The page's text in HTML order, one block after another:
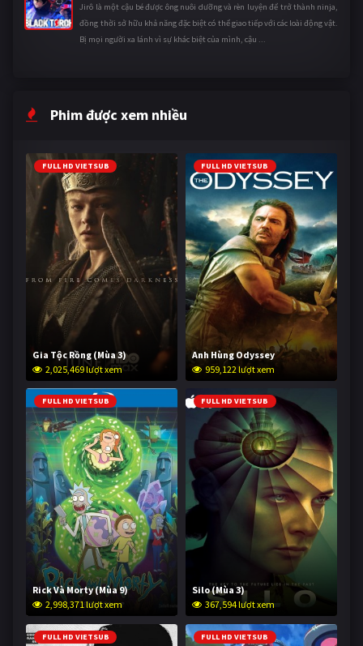
Jirô là một cậu bé được ông nuôi dưỡng và rèn luyện để trở thành ninja,
đồng thời sở hữu khả năng đặc biệt có thể giao tiếp với các loài động vật.
Bị mọi người xa lánh vì sự khác biệt của mình, cậu ...
Phim được xem nhiều
FULL HD VIETSUB
Gia Tộc Rồng (Mùa 3)
2,025,469 lượt xem
FULL HD VIETSUB
Anh Hùng Odyssey
959,122 lượt xem
FULL HD VIETSUB
Rick Và Morty (Mùa 9)
2,998,371 lượt xem
FULL HD VIETSUB
Silo (Mùa 3)
367,594 lượt xem
FULL HD VIETSUB FULL HD VIETSUB